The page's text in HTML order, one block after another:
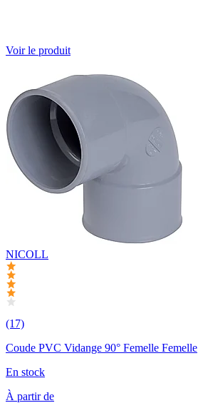
Voir le produit
NICOLL
(17)
Coude PVC Vidange 90° Femelle Femelle
En stock
À partir de